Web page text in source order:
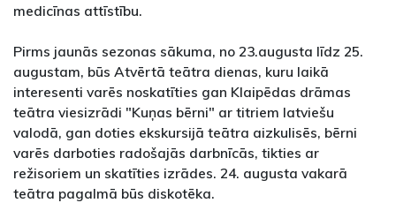
medicīnas attīstību.
Pirms jaunās sezonas sākuma, no 23.augusta līdz 25.
augustam, būs Atvērtā teātra dienas, kuru laikā
interesenti varēs noskatīties gan Klaipēdas drāmas
teātra viesizrādi "Kuņas bērni" ar titriem latviešu
valodā, gan doties ekskursijā teātra aizkulisēs, bērni
varēs darboties radošajās darbnīcās, tikties ar
režisoriem un skatīties izrādes. 24. augusta vakarā
teātra pagalmā būs diskotēka.